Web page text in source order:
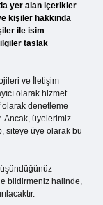
yer alan içerikler
kişiler hakkında
ile isim
taslak
ve İletişim
olarak hizmet
denetleme
Ancak, üyelerimiz
siteye üye olarak bu
bildirmeniz halinde,